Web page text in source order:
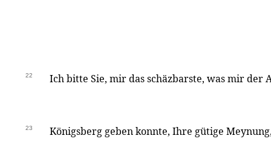
22 Ich bitte Sie, mir das schäzbarste, was mir der
23 Königsberg geben konnte, Ihre gütige